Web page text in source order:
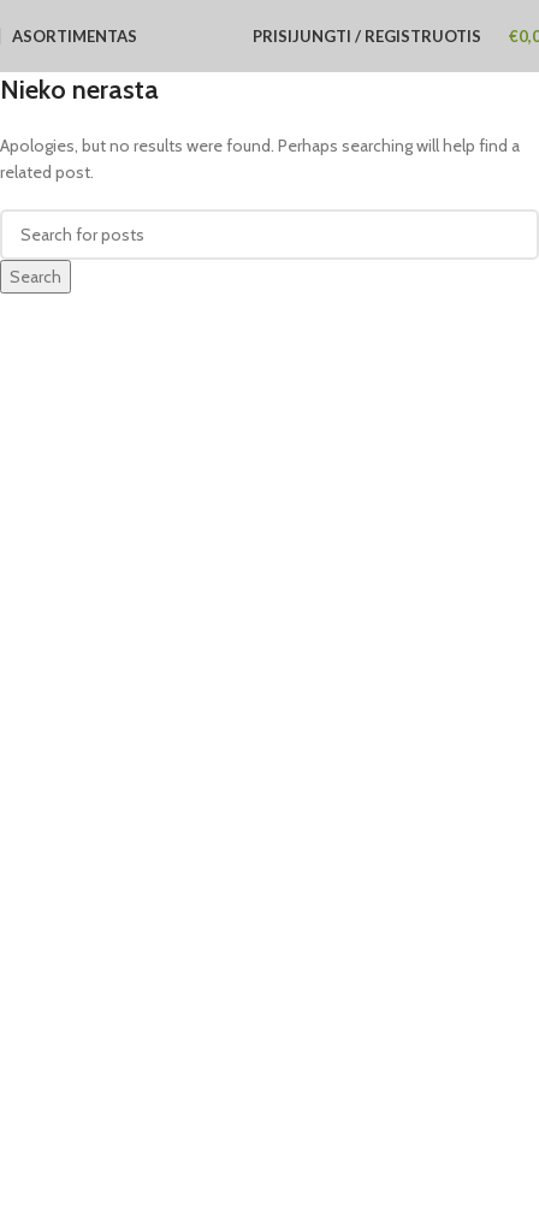
ASORTIMENTAS PRISIJUNGTI / REGISTRUOTIS €
Nieko nerasta
Apologies, but no results were found. Perhaps searching will help find a
related post.
Search